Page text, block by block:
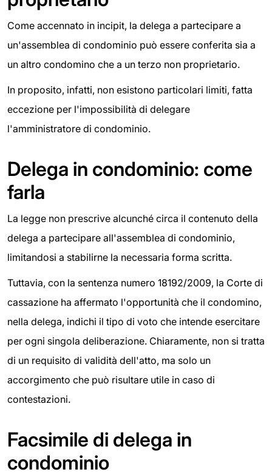
Come accennato in incipit, la delega a partecipare a
un'assemblea di condominio può essere conferita sia a
un altro condomino che a un terzo non proprietario.
In proposito, infatti, non esistono particolari limiti, fatta
eccezione per l'impossibilità di delegare
l'amministratore di condominio.
Delega in condominio: come
farla
La legge non prescrive alcunché circa il contenuto della
delega a partecipare all'assemblea di condominio,
limitandosi a stabilirne la necessaria forma scritta.
Tuttavia, con la sentenza numero 18192/2009, la Corte di
cassazione ha affermato l'opportunità che il condomino,
nella delega, indichi il tipo di voto che intende esercitare
per ogni singola deliberazione. Chiaramente, non si tratta
di un requisito di validità dell'atto, ma solo un
accorgimento che può risultare utile in caso di
contestazioni.
Facsimile di delega in
condominio